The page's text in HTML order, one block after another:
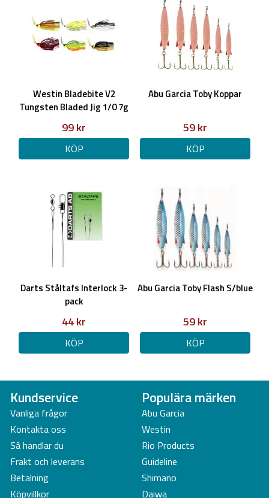
Westin Bladebite V2
Tungsten Bladed Jig 1/0 7g
99 kr
KÖP
Abu Garcia Toby Koppar
59 kr
KÖP
Darts Ståltafs Interlock 3-
pack
44 kr
KÖP
Abu Garcia Toby Flash S/blue
59 kr
KÖP
Kundservice
Vanliga frågor
Kontakta oss
Så handlar du
Frakt och leverans
Betalning
Köpvillkor
Populära märken
Abu Garcia
Westin
Rio Products
Guideline
Shimano
Daiwa